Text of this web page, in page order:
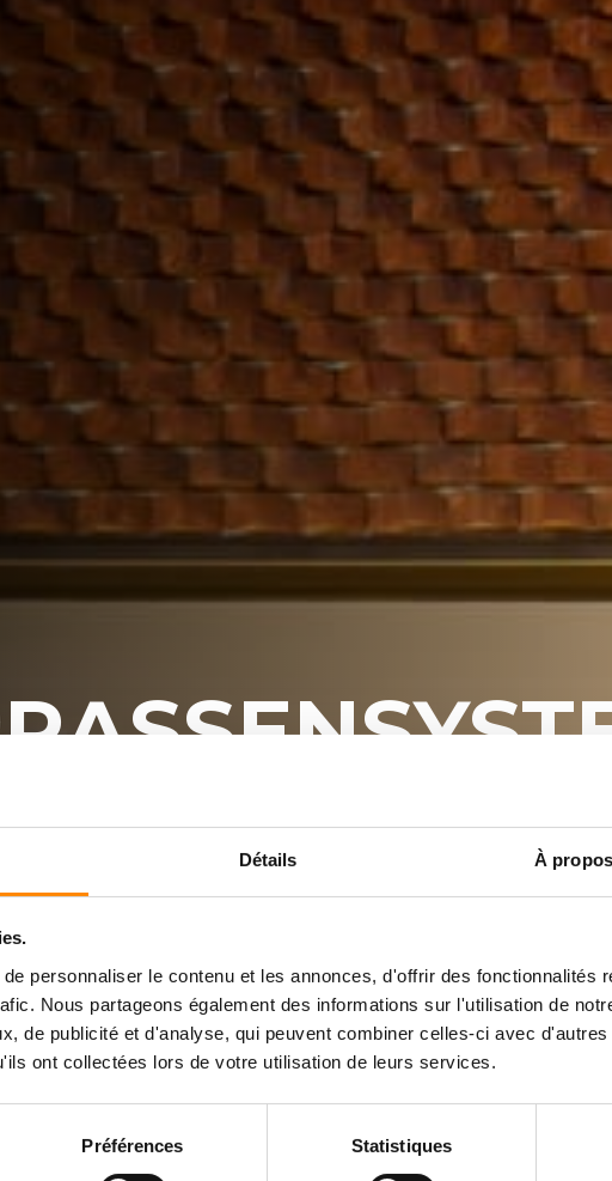
Détails À
personnaliser le contenu et les annonces, d'offrir des fonctionnalités
Nous partageons également des informations sur l'utilisation de
de publicité et d'analyse, qui peuvent combiner celles-ci avec
ont collectées lors de votre utilisation de leurs services.
Préférences Statistiques
unsichtbaren
sowie Eigentümer der